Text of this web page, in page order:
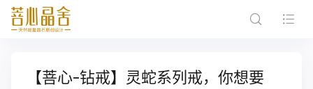
【菩心-钻戒】灵蛇系列戒，你想要